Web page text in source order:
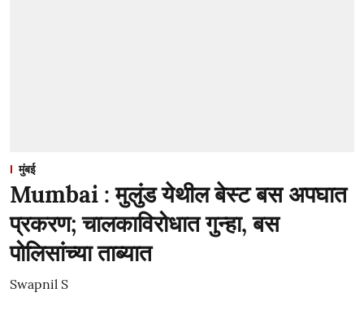
मुंबई
Mumbai : मुलुंड येथील बेस्ट बस अपघात
प्रकरण; चालकाविरोधात गुन्हा, बस
पोलिसांच्या ताब्यात
Swapnil S